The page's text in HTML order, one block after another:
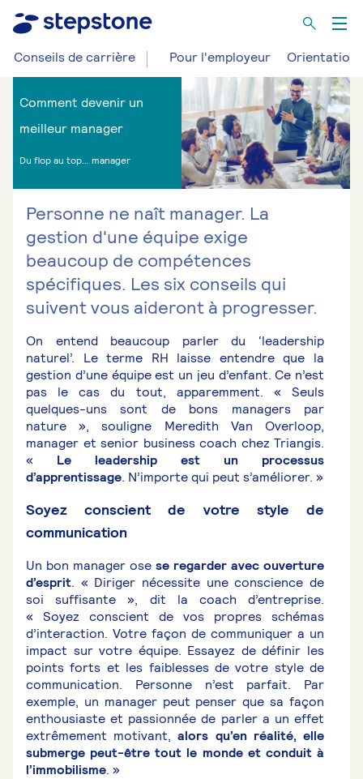
Conseils de carrière Pour l'employeur Orientation
Comment devenir un
meilleur manager
Du flop au top… manager
Personne ne naît manager. La
gestion d'une équipe exige
beaucoup de compétences
spécifiques. Les six conseils qui
suivent vous aideront à progresser.
On entend beaucoup parler du ‘leadership
naturel’. Le terme RH laisse entendre que la
gestion d’une équipe est un jeu d’enfant. Ce n’est
pas le cas du tout, apparemment. « Seuls
quelques-uns sont de bons managers par
nature », souligne Meredith Van Overloop,
manager et senior business coach chez Triangis.
« Le leadership est un processus
d’apprentissage. N’importe qui peut s’améliorer. »
Soyez conscient de votre style de
communication
Un bon manager ose se regarder avec ouverture
d’esprit. « Diriger nécessite une conscience de
soi suffisante », dit la coach d’entreprise.
« Soyez conscient de vos propres schémas
d’interaction. Votre façon de communiquer a un
impact sur votre équipe. Essayez de définir les
points forts et les faiblesses de votre style de
communication. Personne n’est parfait. Par
exemple, un manager peut penser que sa façon
enthousiaste et passionnée de parler a un effet
extrêmement motivant,alors qu’en réalité, elle
submerge peut-être tout le monde et conduit à
l’immobilisme. »